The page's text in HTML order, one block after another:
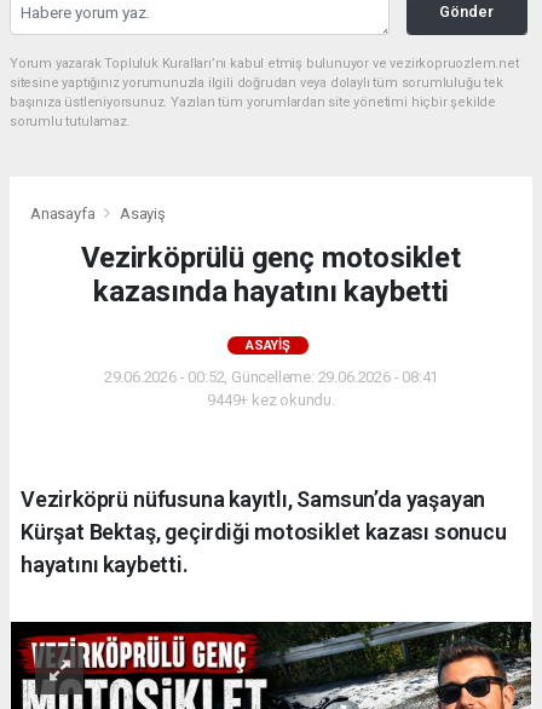
Gönder
Yorum yazarak Topluluk Kuralları’nı kabul etmiş bulunuyor ve vezirkopruozlem.net
sitesine yaptığınız yorumunuzla ilgili doğrudan veya dolaylı tüm sorumluluğu tek
başınıza üstleniyorsunuz. Yazılan tüm yorumlardan site yönetimi hiçbir şekilde
sorumlu tutulamaz.
Anasayfa Asayiş
Vezirköprülü genç motosiklet
kazasında hayatını kaybetti
ASAYIŞ
29.06.2026 - 00:52, Güncelleme: 29.06.2026 - 08:41
9449+ kez okundu.
Vezirköprü nüfusuna kayıtlı, Samsun’da yaşayan
Kürşat Bektaş, geçirdiği motosiklet kazası sonucu
hayatını kaybetti.